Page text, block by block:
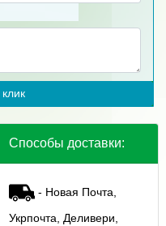
Способы доставки:
- Новая Почта,
Укрпочта, Деливери,